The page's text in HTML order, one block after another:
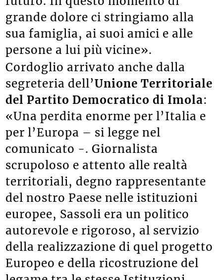
grande dolore ci stringiamo alla
sua famiglia, ai suoi amici e alle
persone a lui più vicine».
Cordoglio arrivato anche dalla
segreteria dell’Unione Territoriale
del Partito Democratico di Imola:
«Una perdita enorme per l’Italia e
per l’Europa – si legge nel
comunicato -. Giornalista
scrupoloso e attento alle realtà
territoriali, degno rappresentante
del nostro Paese nelle istituzioni
europee, Sassoli era un politico
autorevole e rigoroso, al servizio
della realizzazione di quel progetto
Europeo e della ricostruzione del